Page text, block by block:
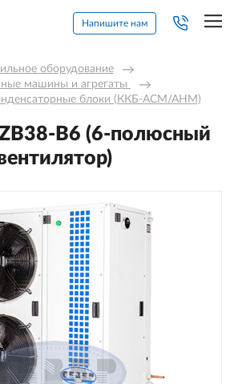
Напишите нам
оборудование →
машины и агрегаты →
блоки (ККБ-АСМ/АНМ)
В6 (6-полюсный